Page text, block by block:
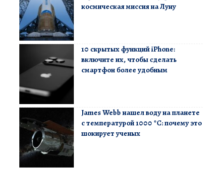
космическая миссия на Луну
10 скрытых функций iPhone:
включите их, чтобы сделать
смартфон более удобным
James Webb нашел воду на планете
с температурой 1000 °C: почему это
шокирует ученых